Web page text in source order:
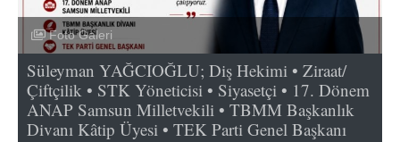
Foto Galeri
Süleyman YAĞCIOĞLU; Diş Hekimi • Ziraat/
Çiftçilik • STK Yöneticisi • Siyasetçi • 17. Dönem
ANAP Samsun Milletvekili • TBMM Başkanlık
Divanı Kâtip Üyesi • TEK Parti Genel Başkanı